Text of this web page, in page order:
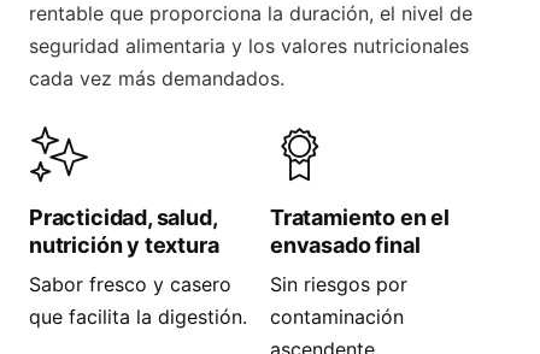
rentable que proporciona la duración, el nivel de
seguridad alimentaria y los valores nutricionales
cada vez más demandados.
Practicidad, salud,
nutrición y textura
Sabor fresco y casero
que facilita la digestión.
Tratamiento en el
envasado final
Sin riesgos por
contaminación